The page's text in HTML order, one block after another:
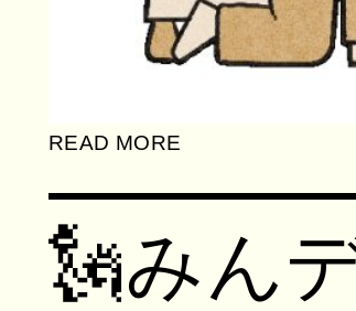
READ MORE
🗽みん